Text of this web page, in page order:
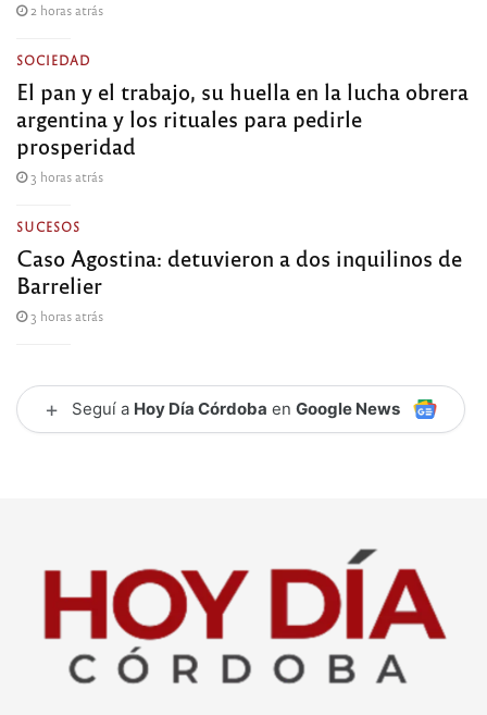
2 horas atrás
SOCIEDAD
El pan y el trabajo, su huella en la lucha obrera
argentina y los rituales para pedirle
prosperidad
3 horas atrás
SUCESOS
Caso Agostina: detuvieron a dos inquilinos de
Barrelier
3 horas atrás
+ Seguí a Hoy Día Córdoba en Google News